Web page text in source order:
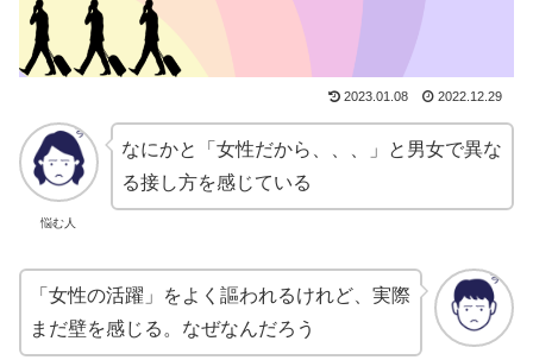
2023.01.08 2022.12.29
悩む人
なにかと「女性だから、、、」と男女で異な
る接し方を感じている
「女性の活躍」をよく謳われるけれど、実際
まだ壁を感じる。なぜなんだろう